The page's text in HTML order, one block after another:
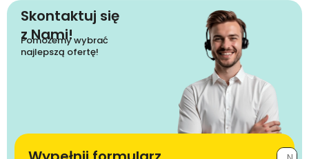
Skontaktuj się
z Nami!
Pomożemy wybrać
najlepszą ofertę!